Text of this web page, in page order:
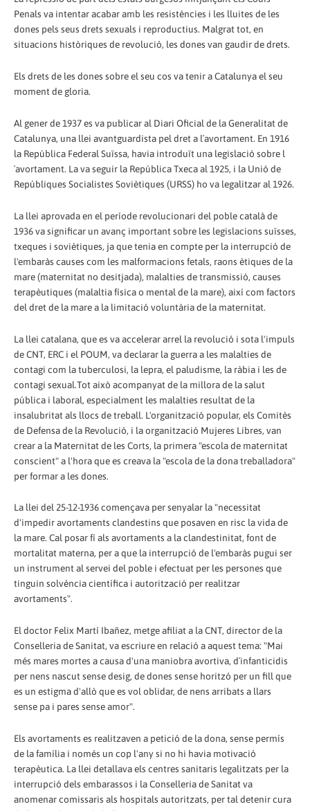
Penals va intentar acabar amb les resistències i les lluites de les
dones pels seus drets sexuals i reproductius. Malgrat tot, en
situacions històriques de revolució, les dones van gaudir de drets.
Els drets de les dones sobre el seu cos va tenir a Catalunya el seu
moment de gloria.
Al gener de 1937 es va publicar al Diari Oficial de la Generalitat de
Catalunya, una llei avantguardista pel dret a l´avortament. En 1916
la República Federal Suïssa, havia introduït una legislació sobre l
´avortament. La va seguir la República Txeca al 1925, i la Unió de
Repúbliques Socialistes Soviètiques (URSS) ho va legalitzar al 1926.
La llei aprovada en el període revolucionari del poble català de
1936 va significar un avanç important sobre les legislacions suïsses,
txeques i soviètiques, ja que tenia en compte per la interrupció de
l'embaràs causes com les malformacions fetals, raons ètiques de la
mare (maternitat no desitjada), malalties de transmissió, causes
terapèutiques (malaltia física o mental de la mare), així com factors
del dret de la mare a la limitació voluntària de la maternitat.
La llei catalana, que es va accelerar arrel la revolució i sota l'impuls
de CNT, ERC i el POUM, va declarar la guerra a les malalties de
contagi com la tuberculosi, la lepra, el paludisme, la ràbia i les de
contagi sexual.Tot això acompanyat de la millora de la salut
pública i laboral, especialment les malalties resultat de la
insalubritat als llocs de treball. L'organització popular, els Comitès
de Defensa de la Revolució, i la organització Mujeres Libres, van
crear a la Maternitat de les Corts, la primera "escola de maternitat
conscient" a l'hora que es creava la "escola de la dona treballadora"
per formar a les dones.
La llei del 25-12-1936 començava per senyalar la "necessitat
d'impedir avortaments clandestins que posaven en risc la vida de
la mare. Cal posar fí als avortaments a la clandestinitat, font de
mortalitat materna, per a que la interrupció de l'embaràs pugui ser
un instrument al servei del poble i efectuat per les persones que
tinguin solvència científica i autorització per realitzar
avortaments".
El doctor Felix Martí Ibañez, metge afiliat a la CNT, director de la
Conselleria de Sanitat, va escriure en relació a aquest tema: "Mai
més mares mortes a causa d'una maniobra avortiva, d´infanticidis
per nens nascut sense desig, de dones sense horitzó per un fill que
es un estigma d'allò que es vol oblidar, de nens arribats a llars
sense pa i pares sense amor".
Els avortaments es realitzaven a petició de la dona, sense permís
de la família i només un cop l'any si no hi havia motivació
terapèutica. La llei detallava els centres sanitaris legalitzats per la
interrupció dels embarassos i la Conselleria de Sanitat va
anomenar comissaris als hospitals autoritzats, per tal detenir cura